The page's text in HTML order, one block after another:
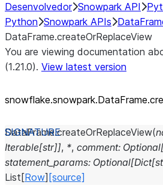
Desenvolvedor Snowpark API
Python Snowpark APIs
DataFrame.createOrReplaceView
You are viewing documentation
(1.21.0). View latest version
DataFrame.createOrReplaceView(
Iterable[str]], *, comment: Optional
statement_params: Optional[Dict[
List [Row] [source]